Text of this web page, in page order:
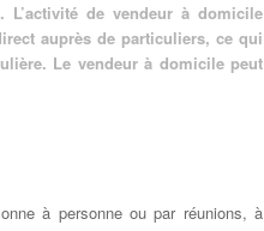
L’activité de vendeur à domicile
auprès de particuliers, ce qui
Le vendeur à domicile peut
à personne ou par réunions, à